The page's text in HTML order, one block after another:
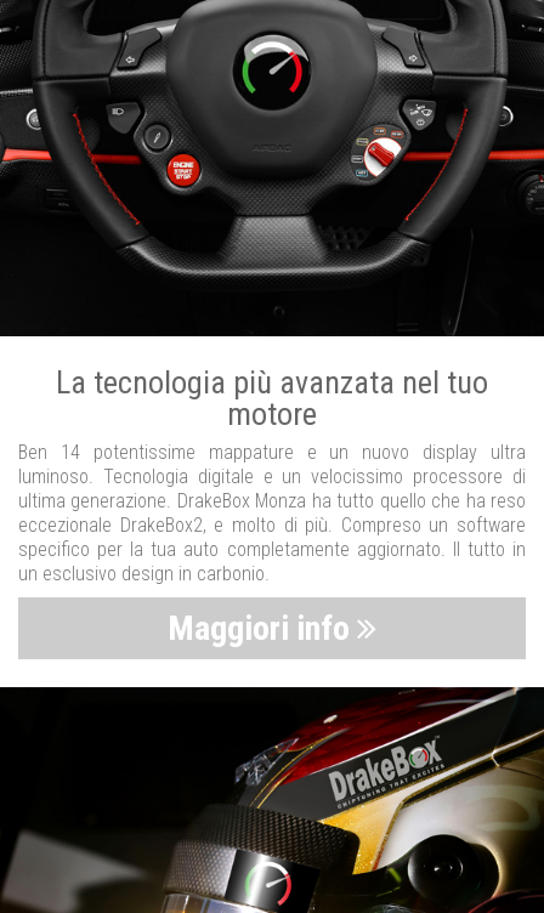
La tecnologia più avanzata nel tuo
motore
Ben 14 potentissime mappature e un nuovo display ultra
luminoso. Tecnologia digitale e un velocissimo processore di
ultima generazione. DrakeBox Monza ha tutto quello che ha reso
eccezionale DrakeBox2, e molto di più. Compreso un software
specifico per la tua auto completamente aggiornato. Il tutto in
un esclusivo design in carbonio.
Maggiori info